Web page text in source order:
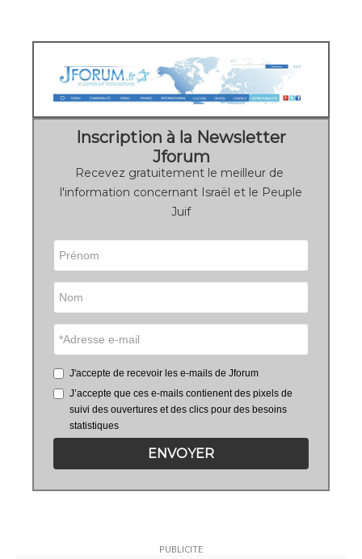
Inscription à la Newsletter
Jforum
Recevez gratuitement le meilleur de
l'information concernant Israël et le Peuple
Juif
J'accepte de recevoir les e-mails de Jforum
J’accepte que ces e-mails contienent des pixels de
suivi des ouvertures et des clics pour des besoins
statistiques
ENVOYER